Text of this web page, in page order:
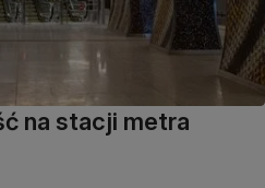
na stacji metra